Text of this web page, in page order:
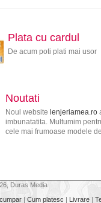
Plata cu cardul
De acum poti plati mai usor
Noutati
Noul website lenjeriamea.ro
imbunatatita. Multumim
cele mai frumoase modele
Duras Media
| Cum platesc | Livrare |